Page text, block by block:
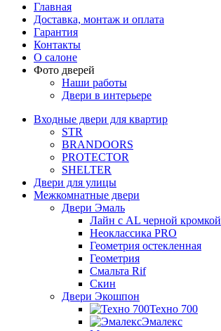
Главная
Доставка, монтаж и оплата
Гарантия
Контакты
О салоне
Фото дверей
Наши работы
Двери в интерьере
Входные двери для квартир
STR
BRANDOORS
PROTECTOR
SHELTER
Двери для улицы
Межкомнатные двери
Двери Эмаль
Лайн с AL черной кромкой
Неоклассика PRO
Геометрия остекленная
Геометрия
Смальта Rif
Скин
Двери Экошпон
Техно 700
Эмалекс